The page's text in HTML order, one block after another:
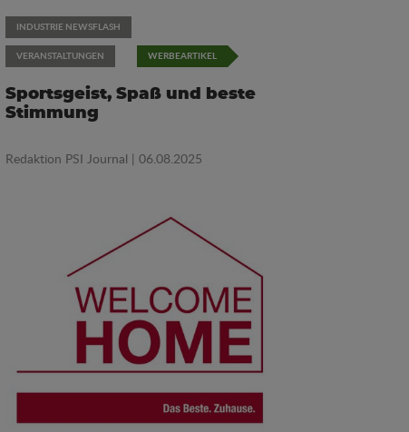
INDUSTRIE NEWSFLASH
VERANSTALTUNGEN WERBEARTIKEL
Sportsgeist, Spaß und beste
Stimmung
Redaktion PSI Journal | 06.08.2025